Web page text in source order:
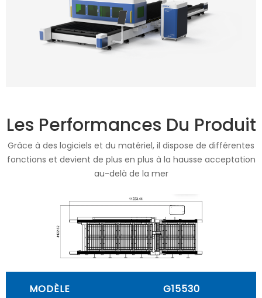
Les Performances Du Produit
Grâce à des logiciels et du matériel, il dispose de différentes
fonctions et devient de plus en plus à la hausse acceptation
au-delà de la mer
MODÈLE G15530